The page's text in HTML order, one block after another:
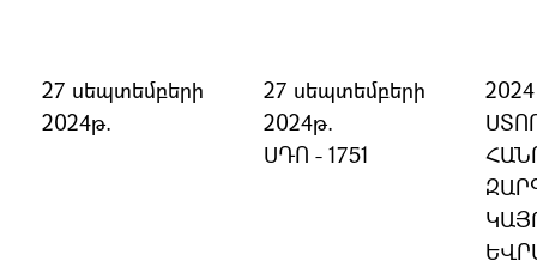
27 սեպտեմբերի
2024թ.
27 սեպտեմբերի
2024թ.
ՍԴՈ - 1751